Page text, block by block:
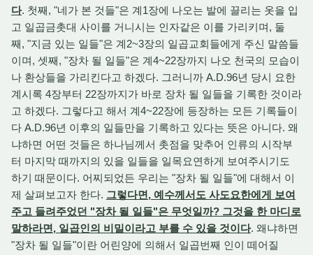
다. 첫째, "네가 본 것들"은 계1장에 나오는 발에 끌리는 옷을 입
고 일곱금촛대 사이를 거니시는 인자같은 이를 가리키며, 둘
째, "지금 있는 일들"은 계2~3장의 일곱교회들에게 주신 말씀들
이며, 셋째, "장차 될 일들"은 계4~22장까지 나오 천국의 모습이
나 환상들을 가리킨다고 하겠다. 그러니까 A.D.96년 당시 요한
계시록 4장부터 22장까지가 바로 장차 될 일들을 기록한 것이라
고 하겠다. 그렇다고 해서 계4~22장에 등장하는 모든 기록들이
다 A.D.96년 이후의 일들만을 기록하고 있다는 뜻은 아니다. 왜
냐하면 어떤 것들은 하나님께서 촛점을 맞추어 인류의 시작부
터 마지막 때까지의 있을 일들을 일목요연하게 보여주시기도
하기 때문이다. 어찌되었든 우리는 "장차 될 일들"에 대해서 이
제 살펴보고자 한다. 그렇다면, 예수께서도 사도요한에게 보여
주고 들려주었던 "장차 될 일들"은 무엇일까? 그것을 한 마디로
말하라면, 일곱인의 비밀이라고 부를 수 있을 것이다. 왜냐하면
"장차 될 일들"이란 어린양에 의해서 일곱번째 인이 떼어질